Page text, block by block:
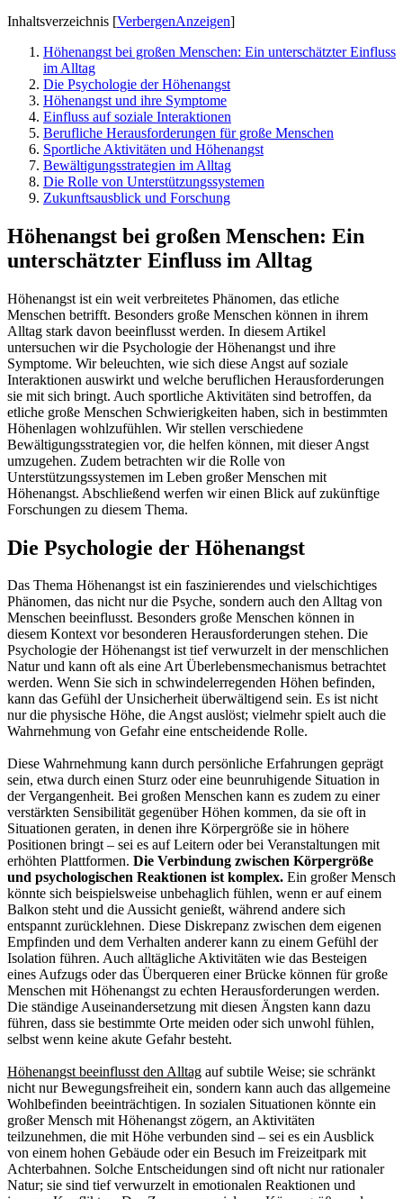
Inhaltsverzeichnis [VerbergenAnzeigen]
Höhenangst bei großen Menschen: Ein unterschätzter Einfluss
im Alltag
Die Psychologie der Höhenangst
Höhenangst und ihre Symptome
Einfluss auf soziale Interaktionen
Berufliche Herausforderungen für große Menschen
Sportliche Aktivitäten und Höhenangst
Bewältigungsstrategien im Alltag
Die Rolle von Unterstützungssystemen
Zukunftsausblick und Forschung
Höhenangst bei großen Menschen: Ein
unterschätzter Einfluss im Alltag
Höhenangst ist ein weit verbreitetes Phänomen, das etliche
Menschen betrifft. Besonders große Menschen können in ihrem
Alltag stark davon beeinflusst werden. In diesem Artikel
untersuchen wir die Psychologie der Höhenangst und ihre
Symptome. Wir beleuchten, wie sich diese Angst auf soziale
Interaktionen auswirkt und welche beruflichen Herausforderungen
sie mit sich bringt. Auch sportliche Aktivitäten sind betroffen, da
etliche große Menschen Schwierigkeiten haben, sich in bestimmten
Höhenlagen wohlzufühlen. Wir stellen verschiedene
Bewältigungsstrategien vor, die helfen können, mit dieser Angst
umzugehen. Zudem betrachten wir die Rolle von
Unterstützungssystemen im Leben großer Menschen mit
Höhenangst. Abschließend werfen wir einen Blick auf zukünftige
Forschungen zu diesem Thema.
Die Psychologie der Höhenangst
Das Thema Höhenangst ist ein faszinierendes und vielschichtiges
Phänomen, das nicht nur die Psyche, sondern auch den Alltag von
Menschen beeinflusst. Besonders große Menschen können in
diesem Kontext vor besonderen Herausforderungen stehen. Die
Psychologie der Höhenangst ist tief verwurzelt in der menschlichen
Natur und kann oft als eine Art Überlebensmechanismus betrachtet
werden. Wenn Sie sich in schwindelerregenden Höhen befinden,
kann das Gefühl der Unsicherheit überwältigend sein. Es ist nicht
nur die physische Höhe, die Angst auslöst; vielmehr spielt auch die
Wahrnehmung von Gefahr eine entscheidende Rolle.
Diese Wahrnehmung kann durch persönliche Erfahrungen geprägt
sein, etwa durch einen Sturz oder eine beunruhigende Situation in
der Vergangenheit. Bei großen Menschen kann es zudem zu einer
verstärkten Sensibilität gegenüber Höhen kommen, da sie oft in
Situationen geraten, in denen ihre Körpergröße sie in höhere
Positionen bringt – sei es auf Leitern oder bei Veranstaltungen mit
erhöhten Plattformen. Die Verbindung zwischen Körpergröße
und psychologischen Reaktionen ist komplex. Ein großer Mensch
könnte sich beispielsweise unbehaglich fühlen, wenn er auf einem
Balkon steht und die Aussicht genießt, während andere sich
entspannt zurücklehnen. Diese Diskrepanz zwischen dem eigenen
Empfinden und dem Verhalten anderer kann zu einem Gefühl der
Isolation führen. Auch alltägliche Aktivitäten wie das Besteigen
eines Aufzugs oder das Überqueren einer Brücke können für große
Menschen mit Höhenangst zu echten Herausforderungen werden.
Die ständige Auseinandersetzung mit diesen Ängsten kann dazu
führen, dass sie bestimmte Orte meiden oder sich unwohl fühlen,
selbst wenn keine akute Gefahr besteht.
Höhenangst beeinflusst den Alltag auf subtile Weise; sie schränkt
nicht nur Bewegungsfreiheit ein, sondern kann auch das allgemeine
Wohlbefinden beeinträchtigen. In sozialen Situationen könnte ein
großer Mensch mit Höhenangst zögern, an Aktivitäten
teilzunehmen, die mit Höhe verbunden sind – sei es ein Ausblick
von einem hohen Gebäude oder ein Besuch im Freizeitpark mit
Achterbahnen. Solche Entscheidungen sind oft nicht nur rationaler
Natur; sie sind tief verwurzelt in emotionalen Reaktionen und